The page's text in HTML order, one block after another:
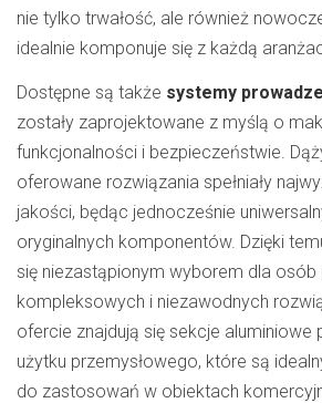
nie tylko trwałość, ale również
idealnie komponuje się z każdą
Dostępne są także systemy
zostały zaprojektowane z myślą o
funkcjonalności i bezpieczeństwie.
oferowane rozwiązania spełniały
jakości, będąc jednocześnie
oryginalnych komponentów. Dzięki
się niezastąpionym wyborem dla osób
kompleksowych i niezawodnych
ofercie znajdują się sekcje aluminiowe
użytku przemysłowego, które są
do zastosowań w obiektach